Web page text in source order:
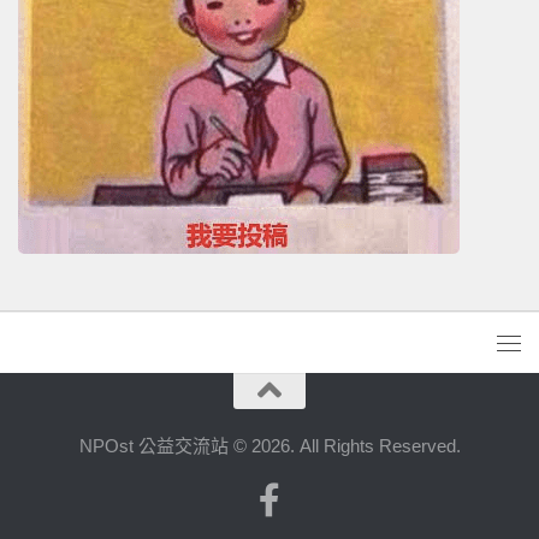
NPOst 公益交流站 © 2026. All Rights Reserved.